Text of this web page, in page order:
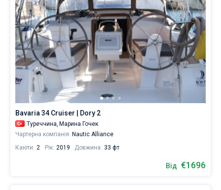
Bavaria 34 Cruiser | Dory 2
Туреччина, Марина Гочек
Чартерна компанія: Nautic Alliance
Каюти: 2 Рік: 2019 Довжина: 33 фт
Від €1696